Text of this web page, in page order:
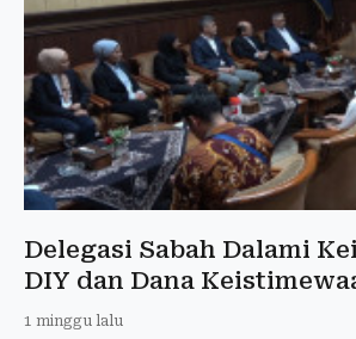
Delegasi Sabah Dalami
DIY dan Dana
1 minggu lalu